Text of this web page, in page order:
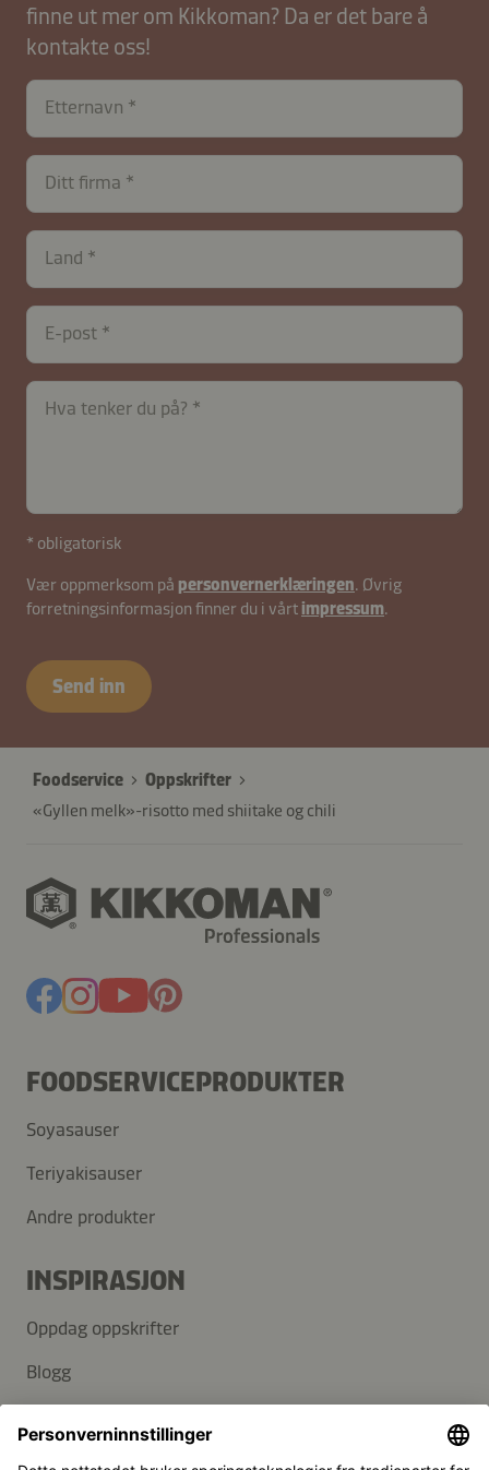
finne ut mer om Kikkoman? Da er det bare å
kontakte oss!
Etternavn
Ditt firma
contactNO-
B2B-
26617-
EagOcpY6WvlLSjFxNes
Land
E-post
Hva tenker du på?
* obligatorisk
Vær oppmerksom på personvernerklæringen. Øvrig
forretningsinformasjon finner du i vårtimpressum.
Send inn
Foodservice
Oppskrifter
«Gyllen melk»-risotto med shiitake og chili
FOODSERVICEPRODUKTER
Soyasauser
Teriyakisauser
Andre produkter
INSPIRASJON
Oppdag oppskrifter
Blogg
SUPPORT